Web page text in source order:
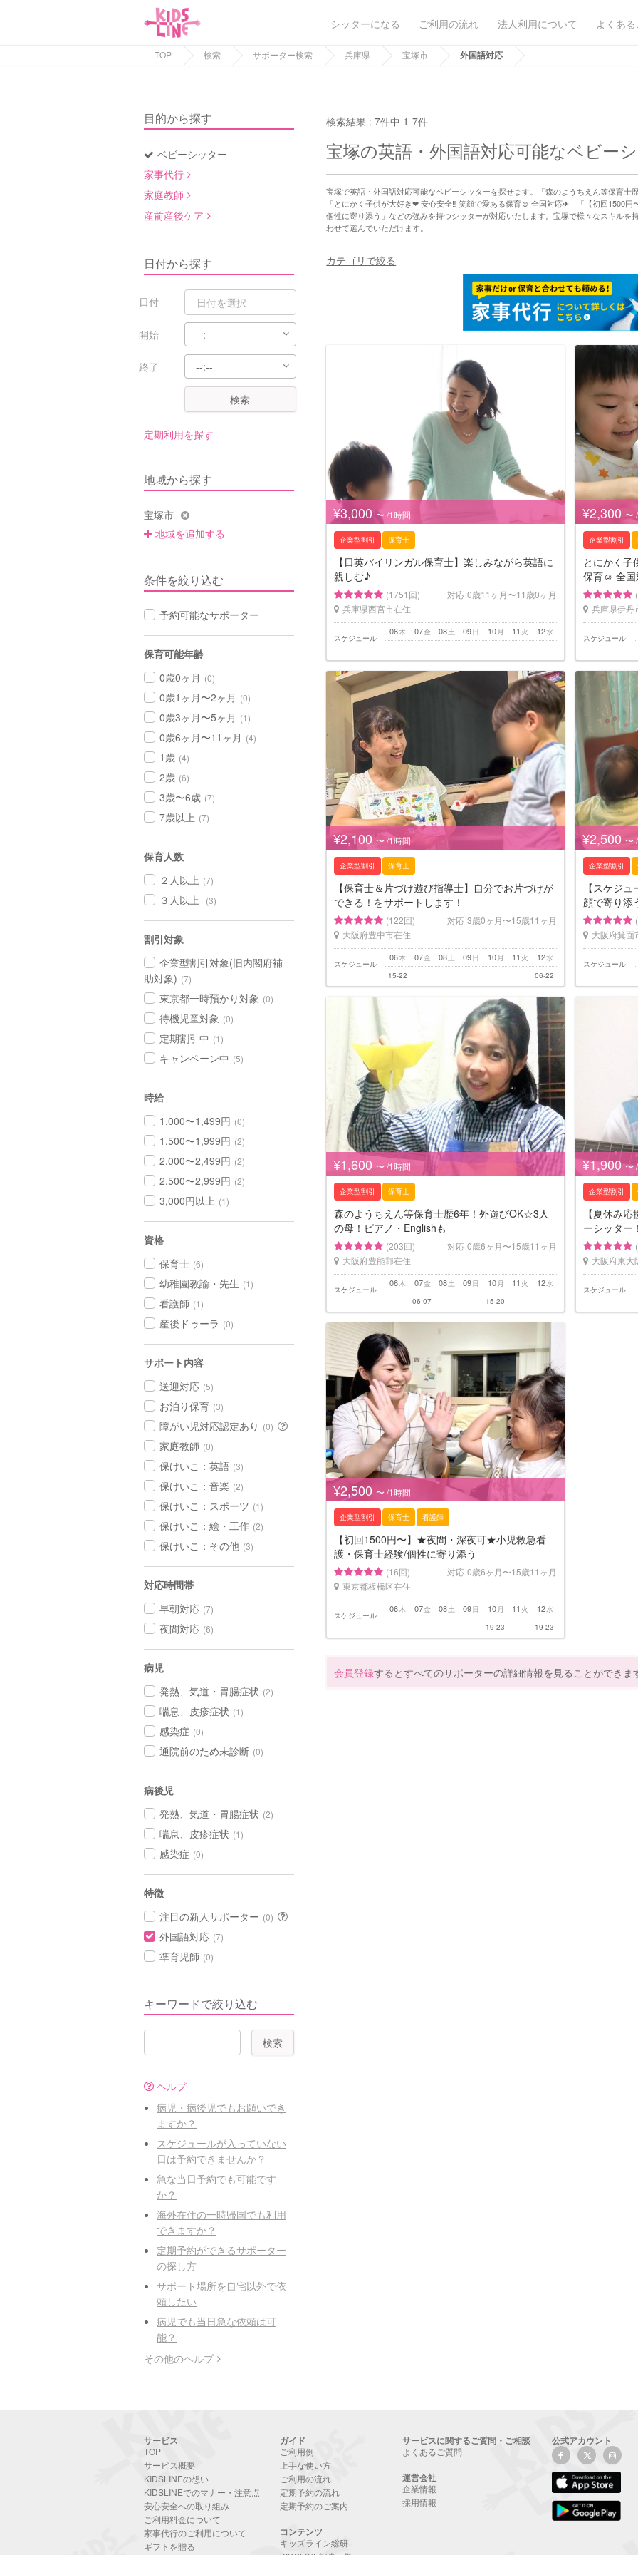
シッターになる ご利用の流れ 法人利用について よくあ
TOP 検索 サポーター検索 兵庫県 宝塚市 外国語対応
目的から探す
ベビーシッター
家事代行
家庭教師
産前産後ケア
日付から探す
日付
開始
終了
検索
定期利用を探す
地域から探す
宝塚市
地域を追加する
条件を絞り込む
予約可能なサポーター
保育可能年齢
0歳0ヶ月 (0)
0歳1ヶ月〜2ヶ月 (0)
0歳3ヶ月〜5ヶ月 (1)
0歳6ヶ月〜11ヶ月 (4)
1歳 (4)
2歳 (6)
3歳〜6歳 (7)
7歳以上 (7)
保育人数
２人以上 (7)
３人以上 (3)
割引対象
企業型割引対象(旧内閣府補
助対象) (7)
東京都一時預かり対象 (0)
待機児童対象 (0)
定期割引中 (1)
キャンペーン中 (5)
時給
1,000〜1,499円 (0)
1,500〜1,999円 (2)
2,000〜2,499円 (2)
2,500〜2,999円 (2)
3,000円以上 (1)
資格
保育士 (6)
幼稚園教諭・先生 (1)
看護師 (1)
産後ドゥーラ (0)
サポート内容
送迎対応 (5)
お泊り保育 (3)
障がい児対応認定あり (0)
家庭教師 (0)
保けいこ：英語 (3)
保けいこ：音楽 (2)
保けいこ：スポーツ (1)
保けいこ：絵・工作 (2)
保けいこ：その他 (3)
対応時間帯
早朝対応 (7)
夜間対応 (6)
病児
発熱、気道・胃腸症状 (2)
喘息、皮疹症状 (1)
感染症 (0)
通院前のため未診断 (0)
病後児
発熱、気道・胃腸症状 (2)
喘息、皮疹症状 (1)
感染症 (0)
特徴
注目の新人サポーター (0)
外国語対応 (7)
準育児師 (0)
キーワードで絞り込む
ヘルプ
病児・病後児でもお願いでき
ますか？
スケジュールが入っていない
日は予約できませんか？
急な当日予約でも可能です
か？
海外在住の一時帰国でも利用
できますか？
定期予約ができるサポーター
の探し方
サポート場所を自宅以外で依
頼したい
病児でも当日急な依頼は可
能？
その他のヘルプ
検索結果 :7件中 1-7件
宝塚の英語・外国語対応可能なベビー
宝塚で英語・外国語対応可能なベビーシッターを探せます。「森のようちえん等保育
「とにかく子供が大好き❤︎ 安心安全‼︎ 笑顔で愛ある保育☺︎ 全国対応✈︎」「【初回1500
個性に寄り添う」などの強みを持つシッターが対応いたします。宝塚で様々なスキルを
わせて選んでいただけます。
カテゴリで絞る
¥3,000 〜 /1時間
企業型割引 保育士
【日英バイリンガル保育士】楽しみながら英語に
親しむ♪
(1751回) 対応 0歳11ヶ月〜11歳0ヶ月
兵庫県西宮市在住
スケジュール
木
06 金
07 土
08 日
09 月
10 火
11 水
12
¥2,300 〜
企業型割引
とにかく
保育☺︎ 全
兵庫県伊丹
スケジュール
¥2,100 〜 /1時間
企業型割引 保育士
【保育士＆片づけ遊び指導士】自分でお片づけが
できる！をサポートします！
(122回) 対応 3歳0ヶ月〜15歳11ヶ月
大阪府豊中市在住
スケジュール
木
06 金
07 土
08 日
09 月
10 火
11 水
12
15-22 06-22
¥2,500 〜
企業型割引
【スケジ
顔で寄り添
大阪府箕面
スケジュール
¥1,600 〜 /1時間
企業型割引 保育士
森のようちえん等保育士歴6年！外遊びOK☆3人
の母！ピアノ・Englishも
(203回) 対応 0歳6ヶ月〜15歳11ヶ月
大阪府豊能郡在住
スケジュール
木
06 金
07 土
08 日
09 月
10 火
11 水
12
06-07 15-20
¥1,900 〜
企業型割引
【夏休み
ーシッター
大阪府東大
スケジュール
¥2,500 〜 /1時間
企業型割引 保育士 看護師
【初回1500円〜】★夜間・深夜可★小児救急看
護・保育士経験/個性に寄り添う
(16回) 対応 0歳6ヶ月〜15歳11ヶ月
東京都板橋区在住
スケジュール
木
06 金
07 土
08 日
09 月
10 火
11 水
12
19-23 19-23
会員登録するとすべてのサポーターの詳細情報を見ることができま
サービス
TOP
サービス概要
KIDSLINEの想い
KIDSLINEでのマナー・注意点
安心安全への取り組み
ご利用料金について
家事代行のご利用について
ギフトを贈る
ガイド
ご利用例
上手な使い方
ご利用の流れ
定期予約の流れ
定期予約のご案内
コンテンツ
キッズライン総研
サービスに関するご質問・ご相談
よくあるご質問
運営会社
企業情報
採用情報
公式アカウント